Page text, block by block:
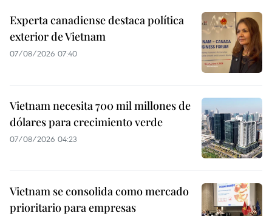
Experta canadiense destaca política
exterior de Vietnam
07/08/2026 07:40
Vietnam necesita 700 mil millones de
dólares para crecimiento verde
07/08/2026 04:23
Vietnam se consolida como mercado
prioritario para empresas